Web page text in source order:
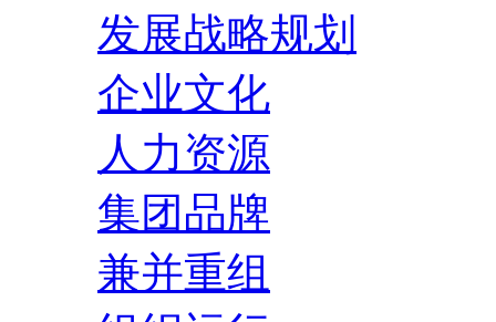
发展战略规划
企业文化
人力资源
集团品牌
兼并重组